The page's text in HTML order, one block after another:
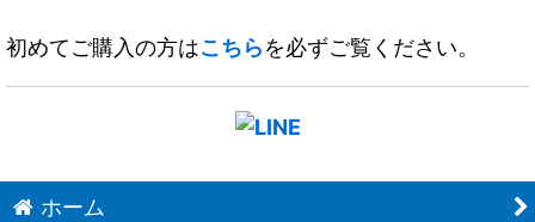
初めてご購入の方はこちらを必ずご覧ください。
ホーム